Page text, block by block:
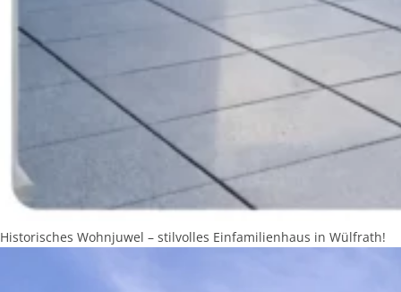
Historisches Wohnjuwel – stilvolles Einfamilienhaus in Wülfrath!